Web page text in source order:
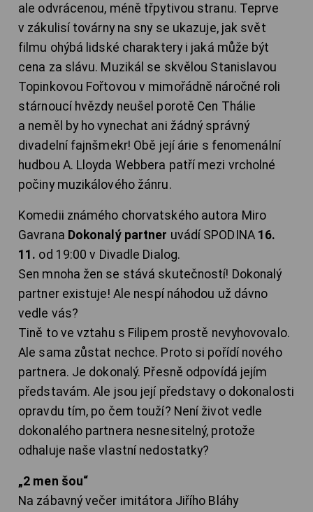
ale odvrácenou, méně třpytivou stranu. Teprve
v zákulisí továrny na sny se ukazuje, jak svět
filmu ohýbá lidské charaktery i jaká může být
cena za slávu. Muzikál se skvělou Stanislavou
Topinkovou Fořtovou v mimořádně náročné roli
stárnoucí hvězdy neušel porotě Cen Thálie
a neměl by ho vynechat ani žádný správný
divadelní fajnšmekr! Obě její árie s fenomenální
hudbou A. Lloyda Webbera patří mezi vrcholné
počiny muzikálového žánru.
Komedii známého chorvatského autora Miro
Gavrana Dokonalý partner uvádí SPODINA 16.
11. od 19:00 v Divadle Dialog.
Sen mnoha žen se stává skutečností! Dokonalý
partner existuje! Ale nespí náhodou už dávno
vedle vás?
Tině to ve vztahu s Filipem prostě nevyhovovalo.
Ale sama zůstat nechce. Proto si pořídí nového
partnera. Je dokonalý. Přesně odpovídá jejím
představám. Ale jsou její představy o dokonalosti
opravdu tím, po čem touží? Není život vedle
dokonalého partnera nesnesitelný, protože
odhaluje naše vlastní nedostatky?
„2 men šou“
Na zábavný večer imitátora Jiřího Bláhy